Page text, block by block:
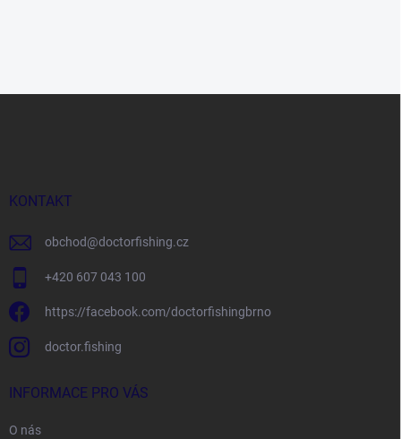
KONTAKT
obchod@doctorfishing.cz
+420 607 043 100
https://facebook.com/doctorfishingbrno
doctor.fishing
INFORMACE PRO VÁS
O nás